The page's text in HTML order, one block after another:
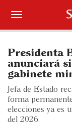
Iniciar sesión
Portada
¿Qué está
Presidenta
anunciará
gabinete
Jefa de Estado
forma
elecciones ya es
del 2026.